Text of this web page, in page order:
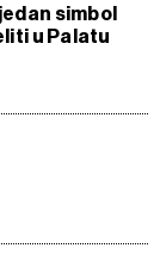
simbol
u Palatu